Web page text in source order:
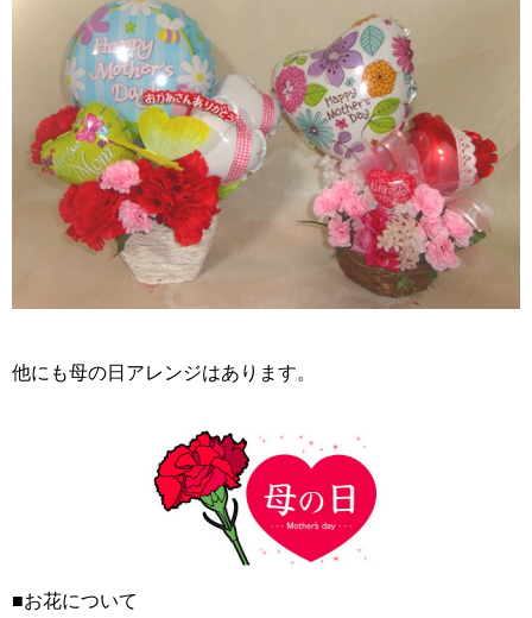
他にも母の日アレンジはあります。
■お花について